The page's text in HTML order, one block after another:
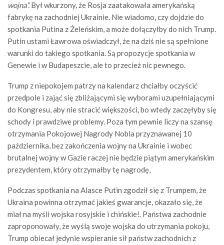
wojna”.Był wkurzony, że Rosja zaatakowała amerykańską
fabrykę na zachodniej Ukrainie. Nie wiadomo, czy dojdzie do
spotkania Putina z Żeleńskim, a może dołączyłby do nich Trump.
Putin ustami Ławrowa oświadczył, że na dziś nie są spełnione
warunki do takiego spotkania. Są propozycje spotkania w
Genewie i w Budapeszcie, ale to przecież nic pewnego.
Trump z niepokojem patrzy na kalendarz chciałby oczyścić
przedpole i zająć się zbliżającymi się wyborami uzupełniającymi
do Kongresu, aby nie stracić większości, bo wtedy zaczęłyby się
schody i prawdziwe problemy. Poza tym pewnie liczy na szansę
otrzymania Pokojowej Nagrody Nobla przyznawanej 10
października, bez zakończenia wojny na Ukrainie i wobec
brutalnej wojny w Gazie raczej nie będzie piątym amerykańskim
prezydentem, który otrzymałby tę nagrodę,
Podczas spotkania na Alasce Putin zgodził się z Trumpem, że
Ukraina powinna otrzymać jakieś gwarancje, okazało się, że
miał na myśli wojska rosyjskie i chińskie!. Państwa zachodnie
zaproponowały, że wyślą swoje wojska do utrzymania pokoju,
Trump obiecał jedynie wspieranie sił państw zachodnich z